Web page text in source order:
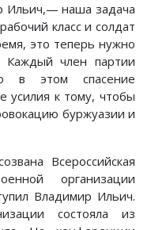
наша задача
класс и солдат
это теперь нужно
Каждый член партии
в этом спасение
усилия к тому, чтобы
буржуазии и
Всероссийская
организации
Владимир Ильич.
состояла из